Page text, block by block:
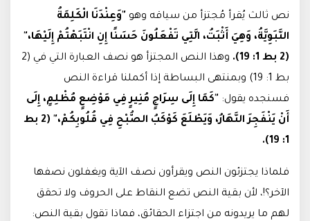
نص ثالث يُقرأ مُجتزأ من سياقه وهو "وَعِنْدَنَا الْكَلِمَةُ
النَّبَوِيَّةُ، وَهِيَ أَثْبَتُ، الَّتِي تَفْعَلُونَ حَسَنًا إِنِ انْتَبَهْتُمْ إِلَيْهَا،"
(2 بط 1: 19).
وهذا النص المجتزأ هو نصف العبارة التي في (2
بط 1: 19) وبمنتهى البساطة إذا أكملنا قراءة النص
فسنجده يقول: "كَمَا إِلَى سِرَاجٍ مُنِيرٍ فِي مَوْضِعٍ مُظْلِمٍ، إِلَى
أَنْ يَنْفَجِرَ النَّهَارُ، وَيَطْلَعَ كَوْكَبُ الصُّبْحِ فِي قُلُوبِكُمْ،" (2 بط
1: 19).
فلماذا يجتزئون النص ويقرأون نصف الآية ويغفلون نصفها
الآخر؟!، لأن بقية النص تضع النقاط على الحروف ولا تحقق
لهم ما يريدونه من اجتزاء الحقائق، فماذا تقول بقية النص: